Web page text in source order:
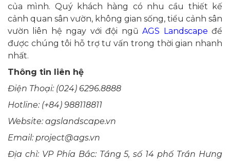
của mình. Quý khách hàng có nhu cầu thiết kế
cảnh quan sân vườn, không gian sống, tiểu cảnh sân
vườn liên hệ ngay với đội ngũAGS Landscape để
được chúng tôi hỗ trợ tư vấn trong thời gian nhanh
nhất.
Thông tin liên hệ
Điện Thoại: (024) 6296.8888
Hotline: (+84) 988118811
Website: agslandscape.vn
Email: project@ags.vn
Địa chỉ: VP Phía Bắc: Tầng 5, số 14 phố Trần Hưng